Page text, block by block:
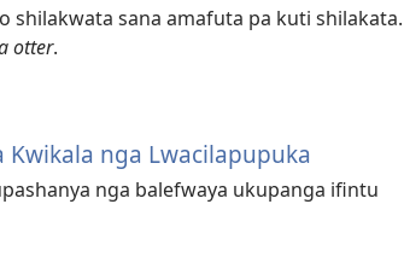
shilakwata sana amafuta pa kuti shilakata.
otter.
nga Lwacilapupuka
nga balefwaya ukupanga ifintu